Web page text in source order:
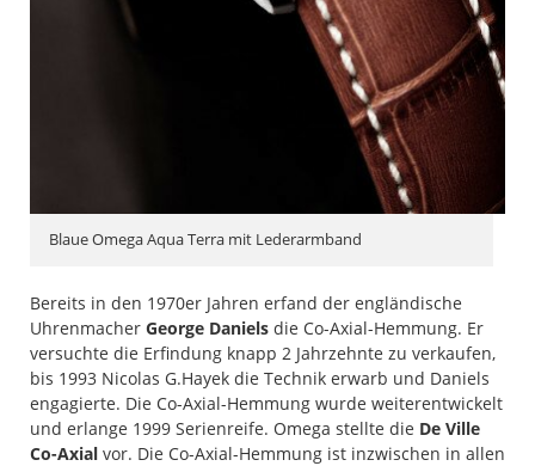
Blaue Omega Aqua Terra mit Lederarmband
Bereits in den 1970er Jahren erfand der engländische
Uhrenmacher George Daniels die Co-Axial-Hemmung. Er
versuchte die Erfindung knapp 2 Jahrzehnte zu verkaufen,
bis 1993 Nicolas G.Hayek die Technik erwarb und Daniels
engagierte. Die Co-Axial-Hemmung wurde weiterentwickelt
und erlange 1999 Serienreife. Omega stellte die De Ville
Co-Axial vor. Die Co-Axial-Hemmung ist inzwischen in allen